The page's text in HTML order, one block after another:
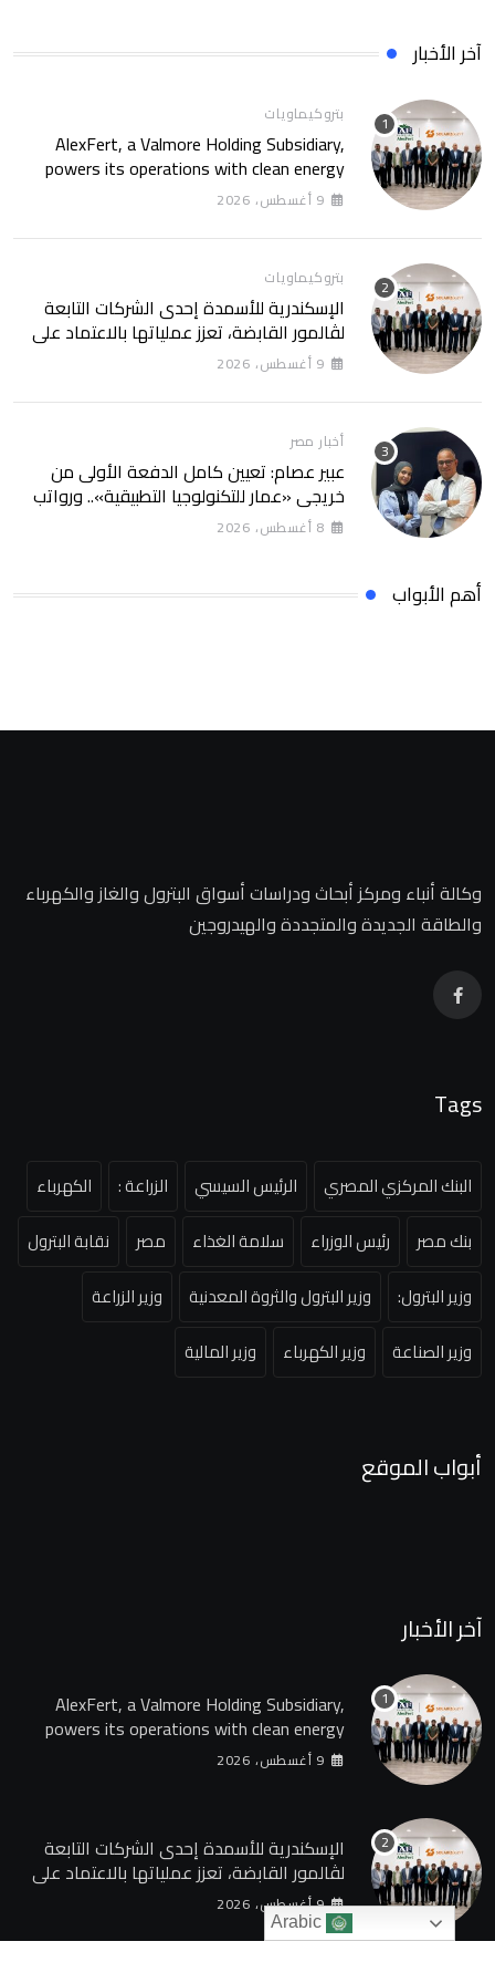
آخر الأخبار
بتروكيماويات
AlexFert, a Valmore Holding Subsidiary,
powers its operations with clean energy
through a 30-year partnership with
SolarizEgypt
9 أغسطس، 2026
بتروكيماويات
الإسكندرية للأسمدة إحدى الشركات التابعة
لڤالمور القابضة، تعزز عملياتها بالاعتماد على
مع SolarizEgypt
9 أغسطس، 2026
أخبار مصر
عبير عصام: تعيين كامل الدفعة الأولى من
خريجي «عمار للتكنولوجيا التطبيقية».. ورواتب
تصل إلى 13 ألف جنيه
8 أغسطس، 2026
أهم الأبواب
وكالة أنباء ومركز أبحاث ودراسات أسواق البترول والغاز والكهرباء
والطاقة الجديدة والمتجددة والهيدروجين
Tags
البنك المركزي المصري الرئيس السيسي الزراعة :
الكهرباء
بنك مصر
رئيس الوزراء سلامة الغذاء مصر
نقابة البترول
وزير البترول:
وزير البترول والثروة المعدنية
وزير الزراعة
وزير الصناعة
وزير الكهرباء وزير المالية
أبواب الموقع
آخر الأخبار
AlexFert, a Valmore Holding Subsidiary,
powers its operations with clean energy
through a 30-year partnership with
SolarizEgypt
9 أغسطس، 2026
الإسكندرية للأسمدة إحدى الشركات التابعة
لڤالمور القابضة، تعزز عملياتها بالاعتماد على
مع SolarizEgypt
9 أغسطس، 2026